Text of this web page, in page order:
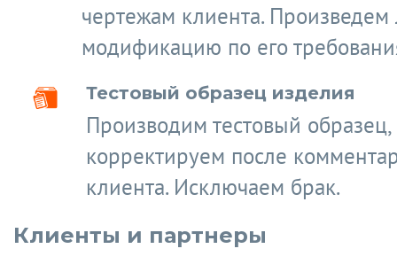
чертежам клиента.
модификацию по его
Тестовый образец изделия
Производим тестовый образец,
корректируем после
клиента. Исключаем брак.
Клиенты и партнеры